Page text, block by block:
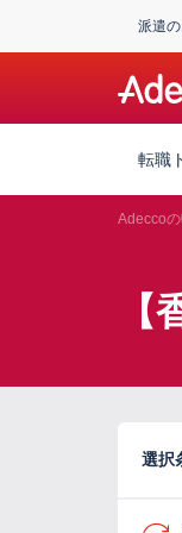
派遣
転職
Adecco
選択